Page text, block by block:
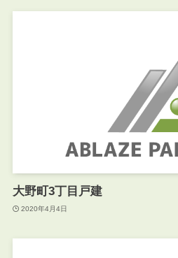
大野町3丁目戸建
2020年4月4日